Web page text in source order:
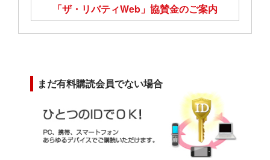
「ザ・リバティWeb」 協賛金のご案内
まだ有料購読会員でない場合